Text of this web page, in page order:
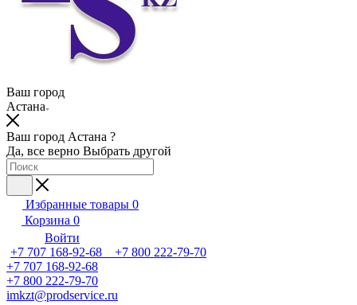
Ваш город
Астана
Ваш город Астана ?
Да, все верно Выбрать другой
Избранные товары 0
Корзина 0
Войти
+7 707 168-92-68 +7 800 222-79-70
+7 707 168-92-68
+7 800 222-79-70
imkzt@prodservice.ru